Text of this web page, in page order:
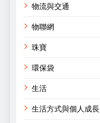
物流與交通
物聯網
珠寶
環保袋
生活
生活方式與個人成長